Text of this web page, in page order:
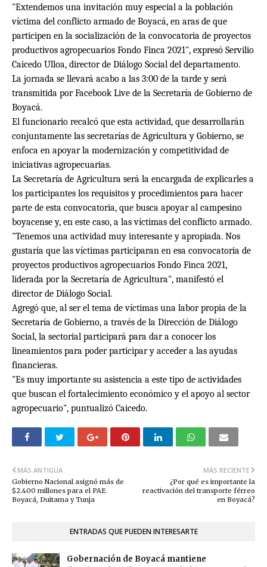
"Extendemos una invitación muy especial a la población
víctima del conflicto armado de Boyacá, en aras de que
participen en la socialización de la convocatoria de proyectos
productivos agropecuarios Fondo Finca 2021", expresó Servilio
Caicedo Ulloa, director de Diálogo Social del departamento.
La jornada se llevará acabo a las 3:00 de la tarde y será
transmitida por Facebook Live de la Secretaría de Gobierno de
Boyacá.
El funcionario recalcó que esta actividad, que desarrollarán
conjuntamente las secretarías de Agricultura y Gobierno, se
enfoca en apoyar la modernización y competitividad de
iniciativas agropecuarias.
La Secretaría de Agricultura será la encargada de explicarles a
los participantes los requisitos y procedimientos para hacer
parte de esta convocatoria, que busca apoyar al campesino
boyacense y, en este caso, a las víctimas del conflicto armado.
"Tenemos una actividad muy interesante y apropiada. Nos
gustaría que las víctimas participaran en esa convocatoria de
proyectos productivos agropecuarios Fondo Finca 2021,
liderada por la Secretaría de Agricultura", manifestó el
director de Diálogo Social.
Agregó que, al ser el tema de víctimas una labor propia de la
Secretaría de Gobierno, a través de la Dirección de Diálogo
Social, la sectorial participará para dar a conocer los
lineamientos para poder participar y acceder a las ayudas
financieras.
"Es muy importante su asistencia a este tipo de actividades
que buscan el fortalecimiento económico y el apoyo al sector
agropecuario", puntualizó Caicedo.
MÁS RECIENTE
¿Por qué es importante la
reactivación del transporte férreo
en Boyacá?
MÁS ANTIGUA
Gobierno Nacional asignó más de
$2.400 millones para el PAE
Boyacá, Duitama y Tunja
ENTRADAS QUE PUEDEN INTERESARTE
Gobernación de Boyacá mantiene